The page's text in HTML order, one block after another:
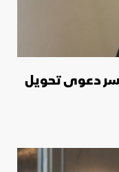
دعوى تحويل